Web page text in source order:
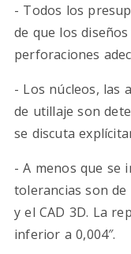
- Todos los
de que los
perforaciones
- Los núcleos, las
de utillaje son
se discuta
- A menos que se
tolerancias son
y el CAD 3D. La
inferior a 0,004″.